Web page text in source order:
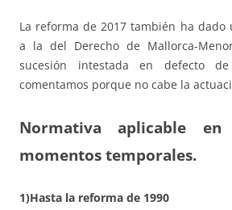
La reforma de 2017 también ha dado
a la del Derecho de Mallorca-
sucesión intestada en defecto
comentamos porque no cabe la
Normativa aplicable
momentos temporales.
1)Hasta la reforma de 1990